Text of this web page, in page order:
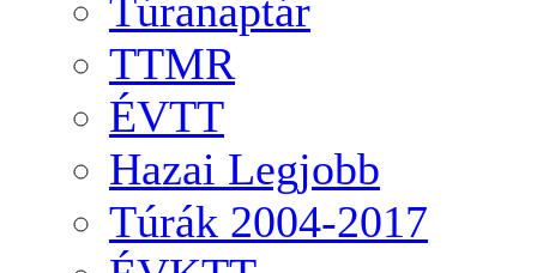
Túranaptár
TTMR
ÉVTT
Hazai Legjobb
Túrák 2004-2017